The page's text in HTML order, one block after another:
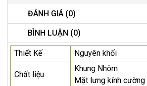
ĐÁNH GIÁ (0)
BÌNH LUẬN (0)
Thiết Kế Nguyên khối
Chất liệu
Khung Nhôm
Mặt lưng kính